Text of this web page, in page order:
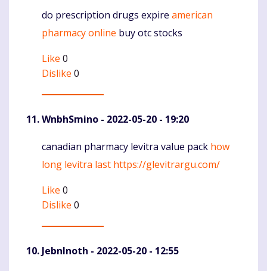
Komentaras
do prescription drugs expire american
pharmacy online buy otc stocks
Like 0
Dislike 0
WnbhSmino - 2022-05-20 - 19:20
Komentaras
canadian pharmacy levitra value pack how
long levitra last https://glevitrargu.com/
Like 0
Dislike 0
JebnInoth - 2022-05-20 - 12:55